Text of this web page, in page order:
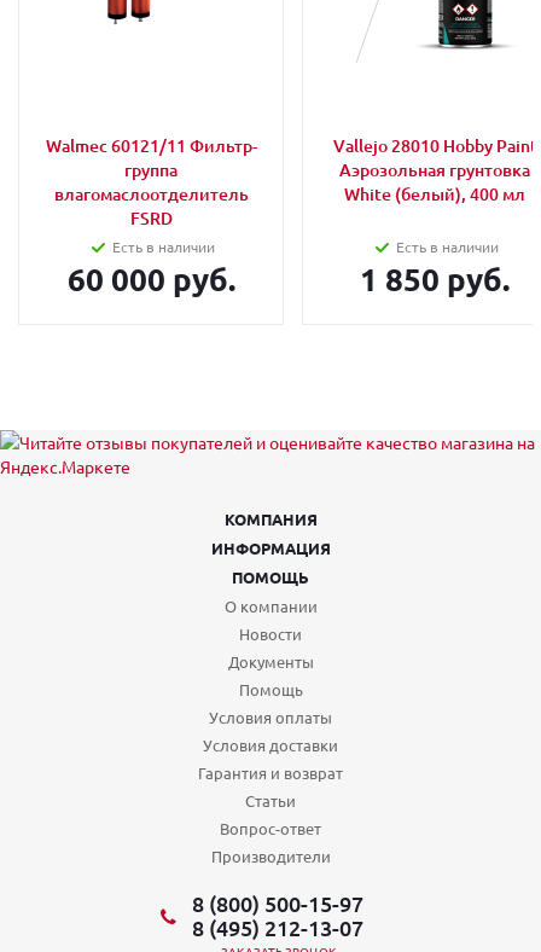
Walmec 60121/11 Фильтр-
группа
влагомаслоотделитель
FSRD
Есть в наличии
60 000 руб.
Vallejo 28010 Hobby Paint
Аэрозольная грунтовка
White (белый), 400 мл
Есть в наличии
1 850 руб.
КОМПАНИЯ
ИНФОРМАЦИЯ
ПОМОЩЬ
О компании
Новости
Документы
Помощь
Условия оплаты
Условия доставки
Гарантия и возврат
Статьи
Вопрос-ответ
Производители
8 (800) 500-15-97
8 (495) 212-13-07